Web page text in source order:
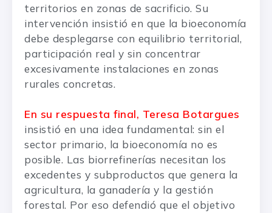
territorios en zonas de sacrificio. Su
intervención insistió en que la bioeconomía
debe desplegarse con equilibrio territorial,
participación real y sin concentrar
excesivamente instalaciones en zonas
rurales concretas.
En su respuesta final, Teresa Botargues
insistió en una idea fundamental: sin el
sector primario, la bioeconomía no es
posible. Las biorrefinerías necesitan los
excedentes y subproductos que genera la
agricultura, la ganadería y la gestión
forestal. Por eso defendió que el objetivo